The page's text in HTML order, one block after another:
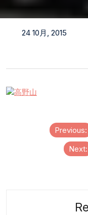
24 10月, 2015
Previous:
Next: